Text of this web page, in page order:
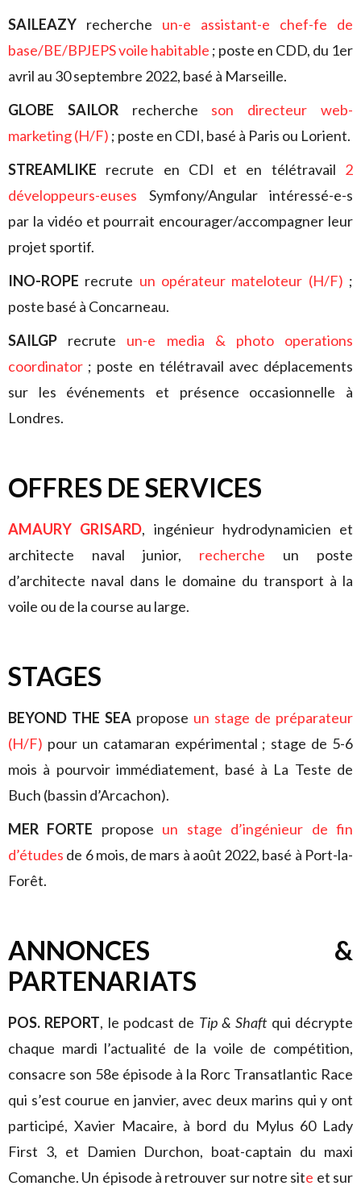
SAILEAZY recherche un-e assistant-e chef-fe de
base/BE/BPJEPS voile habitable ; poste en CDD, du 1er
avril au 30 septembre 2022, basé à Marseille.
GLOBE SAILORrecherche son directeur web-
marketing (H/F) ; poste en CDI, basé à Paris ou Lorient.
STREAMLIKE recrute en CDI et en télétravail 2
développeurs-euses Symfony/Angular intéressé-e-s
par la vidéo et pourrait encourager/accompagner leur
projet sportif.
INO-ROPE recrute un opérateur mateloteur (H/F) ;
poste basé à Concarneau.
SAILGP recrute un-e media & photo operations
coordinator ; poste en télétravail avec déplacements
sur les événements et présence occasionnelle à
Londres.
OFFRES DE SERVICES
AMAURY GRISARD, ingénieur hydrodynamicien et
architecte naval junior, recherche un poste
d’architecte naval dans le domaine du transport à la
voile ou de la course au large.
STAGES
BEYOND THE SEA propose un stage de préparateur
(H/F) pour un catamaran expérimental ; stage de 5-6
mois à pourvoir immédiatement, basé à La Teste de
Buch (bassin d’Arcachon).
MER FORTE propose un stage d’ingénieur de fin
d’études de 6 mois, de mars à août 2022, basé à Port-la-
Forêt.
ANNONCES &
PARTENARIATS
POS. REPORT, le podcast de Tip & Shaftqui décrypte
chaque mardi l’actualité de la voile de compétition,
consacre son 58e épisode à la Rorc Transatlantic Race
qui s’est courue en janvier, avec deux marins qui y ont
participé, Xavier Macaire, à bord du Mylus 60 Lady
First 3, et Damien Durchon, boat-captain du maxi
Comanche. Un épisode à retrouver sur notre site et sur